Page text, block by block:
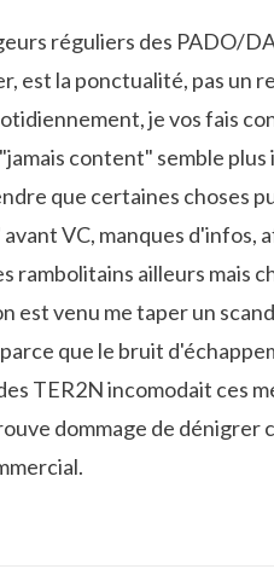
réguliers des PADO/
est la ponctualité, pas un
je vos fais
content" semble
que certaines choses
VC, manques d'infos,
rambolitains ailleurs mais
est venu me taper un
que le bruit
TER2N incomodait ces
dommage de dénigrer